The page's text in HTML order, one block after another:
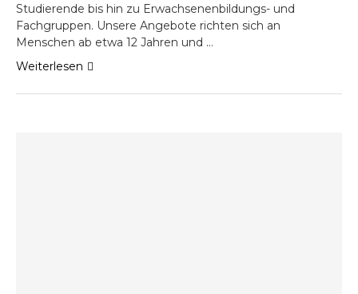
Studierende bis hin zu Erwachsenenbildungs- und
Fachgruppen. Unsere Angebote richten sich an
Menschen ab etwa 12 Jahren und …
Weiterlesen